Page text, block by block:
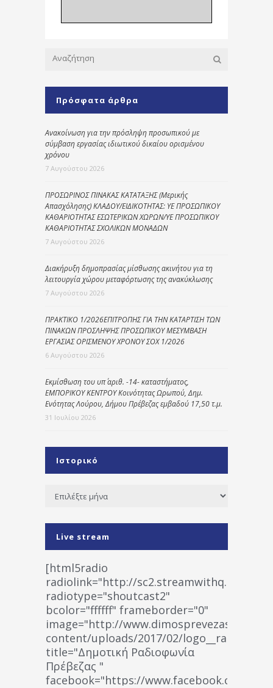
Πρόσφατα άρθρα
Ανακοίνωση για την πρόσληψη προσωπικού με
σύμβαση εργασίας ιδιωτικού δικαίου ορισμένου
χρόνου
7 Αυγούστου 2026
ΠΡΟΣΩΡΙΝΟΣ ΠΙΝΑΚΑΣ ΚΑΤΑΤΑΞΗΣ (Μερικής
Απασχόλησης) ΚΛΑΔΟΥ/ΕΙΔΙΚΟΤΗΤΑΣ: ΥΕ ΠΡΟΣΩΠΙΚΟΥ
ΚΑΘΑΡΙΟΤΗΤΑΣ ΕΣΩΤΕΡΙΚΩΝ ΧΩΡΩΝ/ΥΕ ΠΡΟΣΩΠΙΚΟΥ
ΚΑΘΑΡΙΟΤΗΤΑΣ ΣΧΟΛΙΚΩΝ ΜΟΝΑΔΩΝ
7 Αυγούστου 2026
Διακήρυξη δημοπρασίας μίσθωσης ακινήτου για τη
λειτουργία χώρου μεταφόρτωσης της ανακύκλωσης
7 Αυγούστου 2026
ΠΡΑΚΤΙΚΟ 1/2026ΕΠΙΤΡΟΠΗΣ ΓΙΑ ΤΗΝ ΚΑΤΑΡΤΙΣΗ ΤΩΝ
ΠΙΝΑΚΩΝ ΠΡΟΣΛΗΨΗΣ ΠΡΟΣΩΠΙΚΟΥ ΜΕΣΥΜΒΑΣΗ
ΕΡΓΑΣΙΑΣ ΟΡΙΣΜΕΝΟΥ ΧΡΟΝΟΥ ΣΟΧ 1/2026
6 Αυγούστου 2026
Εκμίσθωση του υπ΄ αριθ. -14- καταστήματος,
ΕΜΠΟΡΙΚΟΥ ΚΕΝΤΡΟΥ Κοινότητας Ωρωπού, Δημ.
Ενότητας Λούρου, Δήμου Πρέβεζας εμβαδού 17,50 τ.μ.
31 Ιουλίου 2026
Ιστορικό
Ιστορικό
Live stream
[html5radio
radiolink="http://
radiotype="shoutcast2"
bcolor="ffffff" frameborder="0"
image="http://www.dimosprevezas.gr/wp-
content/uploads/2017/02/
title="Δημοτική Ραδιοφωνία
Πρέβεζας "
facebook="https://www.facebook.com/